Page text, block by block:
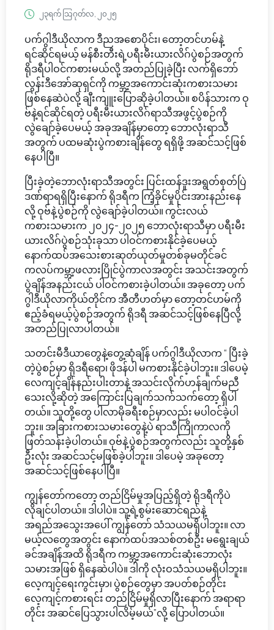
၂၃ရက် သြဂုတ်လ, ၂၀၂၅
ပက်ဂွါဒီယိုလာက ဒီညအစောပိုင်း၊ တော့တင်ဟမ်နဲ့
ရင်ဆိုင်ရမယ့် မန်စီးတီးရဲ့ပရီးမီးယားလိဂ်ပွဲစဉ်အတွက်
ရိုဒရီပါဝင်ကစားမယ်လို့ အတည်ပြုခဲ့ပြီး လက်ရှိဘော်
လွန်းဒီအော်ဆုရှင်ကို ကမ္ဘာ့အကောင်းဆုံးကစားသမား
ဖြစ်နေဆဲပဲလို့ ချီးကျူးပြောဆိုခဲ့ပါတယ်။ စပိန်သားက ဝု
ဗ်နဲ့ရင်ဆိုင်ရတဲ့ ပရီးမီးယားလိဂ်ရာသီအဖွင့်ပွဲစဉ်ကို
လွဲချော်ခဲ့ပေမယ့် အခုအချိန်မှာတော့ ဘောလုံးရာသီ
အတွက် ပထမဆုံးပွဲကစားချိန်တွေ ရရှိဖို့ အဆင်သင့်ဖြစ်
နေပါပြီ။
ပြီးခဲ့တဲ့ဘောလုံးရာသီအတွင်း ပြင်းထန်ဒူးအရွတ်စုတ်ပြဲ
ဒဏ်ရာရရှိပြီးနောက် ရိုဒရီက ကြံ့ခိုင်မှုပိုင်းအားနည်းနေ
လို့ ဝုဗ်နဲ့ပွဲစဉ်ကို လွဲချော်ခဲ့ပါတယ်။ ကွင်းလယ်
ကစားသမားက ၂၀၂၄-၂၀၂၅ ဘောလုံးရာသီမှာ ပရီးမီး
ယားလိဂ်ပွဲစဉ်သုံးခုသာ ပါဝင်ကစားနိုင်ခဲ့ပေမယ့်
နောက်ထပ်အသေးစားဆုတ်ယုတ်မှုတစ်ခုမတိုင်ခင်
ကလပ်ကမ္ဘာ့ဖလားပြိုင်ပွဲကာလအတွင်း အသင်းအတွက်
ပွဲချိန်အနည်းငယ် ပါဝင်ကစားခဲ့ပါတယ်။ အခုတော့ ပက်
ဂွါဒီယိုလာကိုယ်တိုင်က အီတီဟတ်မှာ တော့တင်ဟမ်ကို
ဧည့်ခံရမယ့်ပွဲစဉ်အတွက် ရိုဒရီ အဆင်သင့်ဖြစ်နေပြီလို့
အတည်ပြုလာပါတယ်။
သတင်းမီဒီယာတွေနဲ့တွေ့ဆုံချိန် ပက်ဂွါဒီယိုလာက “ ပြီးခဲ့
တဲ့ပွဲစဉ်မှာ ရိုဒရီရော၊ ဖိုဒန်ပါ မကစားနိုင်ခဲ့ပါဘူး။ ဒါပေမဲ့
လေကျင့်ချိန်နည်းပါးတာနဲ့ အသင်းလိုက်ဟန်ချက်မညီ
သေးလို့ဆိုတဲ့ အကြောင်းပြချက်သက်သက်တော့ ရှိပါ
တယ်။ သူတို့တွေ ပါလာမိုခရီးစဉ်မှာလည်း မပါဝင်ခဲ့ပါ
ဘူး။ အခြားကစားသမားတွေနဲ့ပဲ ရာသီကြိုကာလကို
ဖြတ်သန်းခဲ့ပါတယ်။ ဝုဗ်နဲ့ပွဲစဉ်အတွက်လည်း သူတို့နှစ်
ဦးလုံး အဆင်သင့်မဖြစ်ခဲ့ပါဘူး။ ဒါပေမဲ့ အခုတော့
အဆင်သင့်ဖြစ်နေပါပြီ။
ကျွန်တော်ကတော့ တည်ငြိမ်မှုအပြည့်ရှိတဲ့ ရိုဒရီကိုပဲ
လိုချင်ပါတယ်။ ဒါပါပဲ။ သူ့ရဲ့စွမ်းဆောင်ရည်နဲ့
အရည်အသွေးအပေါ် ကျွန်တော် သံသယမရှိပါဘူး။ လာ
မယ့်လတွေအတွင်း နောက်ထပ်အသစ်တစ်ဦး မရွေးချယ်
ခင်အချိန်အထိ ရိုဒရီက ကမ္ဘာ့အကောင်းဆုံးဘောလုံး
သမားအဖြစ် ရှိနေဆဲပါပဲ။ ဒါကို လုံးဝသံသယမရှိပါဘူး။
လေ့ကျင့်ရေးကွင်းမှာ၊ ပွဲစဉ်တွေမှာ အပတ်စဉ်တိုင်း
လေ့ကျင့်ကစားရင်း တည်ငြိမ်မှုရှိလာပြီးနောက် အရာရာ
တိုင်း အဆင်ပြေသွားပါလိမ့်မယ်”လို့ ပြောပါတယ်။